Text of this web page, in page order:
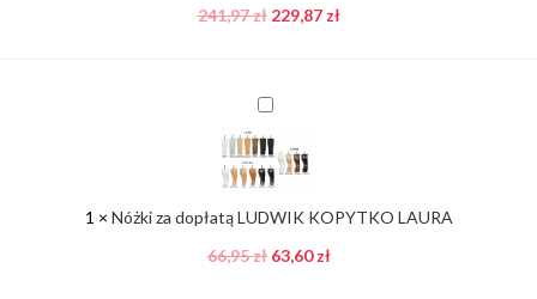
241,97zł 229,87zł
Nóżki
dopłatą
LUDWIK
KOPYTKO
1 × Nóżki za dopłatą LUDWIK KOPYTKO LAURA
66,95zł 63,60zł